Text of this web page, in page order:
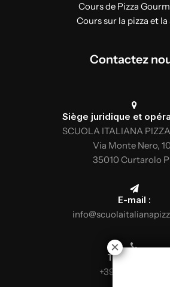
Cours de Pizza
Cours sur la pizza et la
Contactez
Siège juridique et
SCUOLA ITALIANA
Via Monte Nero,
35010 Curtarolo
E-mail :
Téléphone :
+39 0499624665